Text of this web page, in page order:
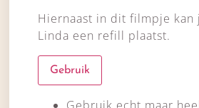
Hiernaast in dit filmpje kan
Linda een refill plaatst.
Gebruik